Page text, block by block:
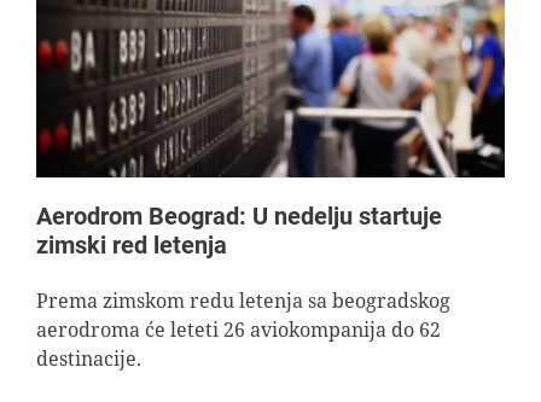
AVIOPEDIA
SPECIJAL
FOTO PRIČA
TEMA
AGENT
Aerodrom Beograd: U nedelju startuje
zimski red letenja
Prema zimskom redu letenja sa beogradskog
aerodroma će leteti 26 aviokompanija do 62
destinacije.